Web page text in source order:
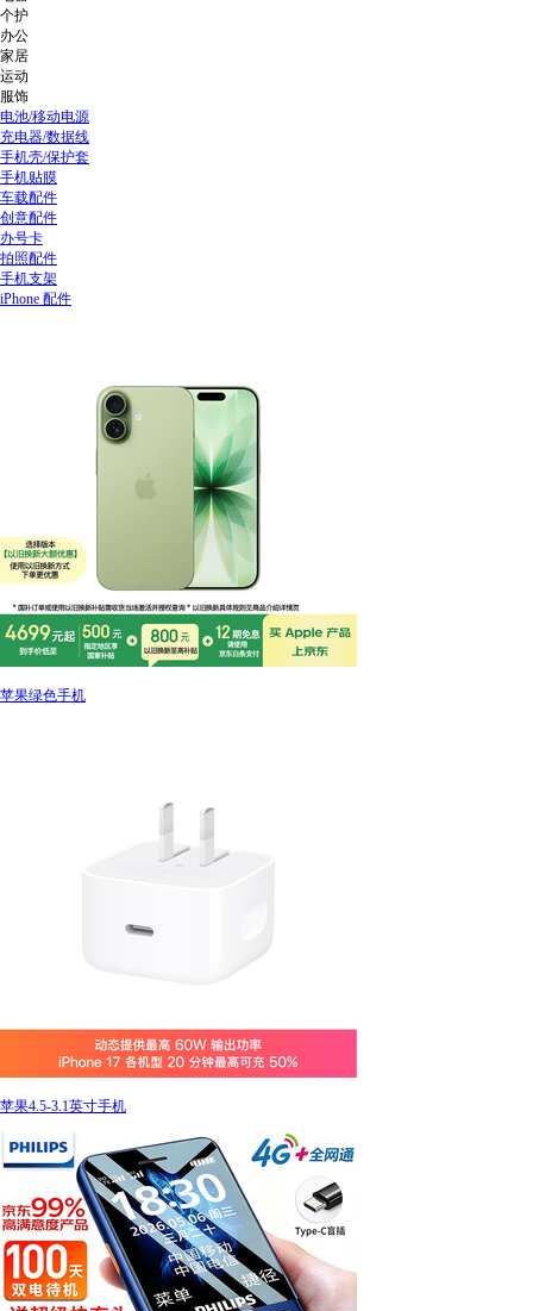
个护
办公
家居
运动
服饰
电池/移动电源
充电器/数据线
手机壳/保护套
手机贴膜
车载配件
创意配件
办号卡
拍照配件
手机支架
iPhone 配件
苹果绿色手机
苹果4.5-3.1英寸手机